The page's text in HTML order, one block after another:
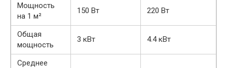
Мощность
на 1 м²
150 Вт 220 Вт
Общая
мощность
3 кВт 4.4 кВт
Среднее